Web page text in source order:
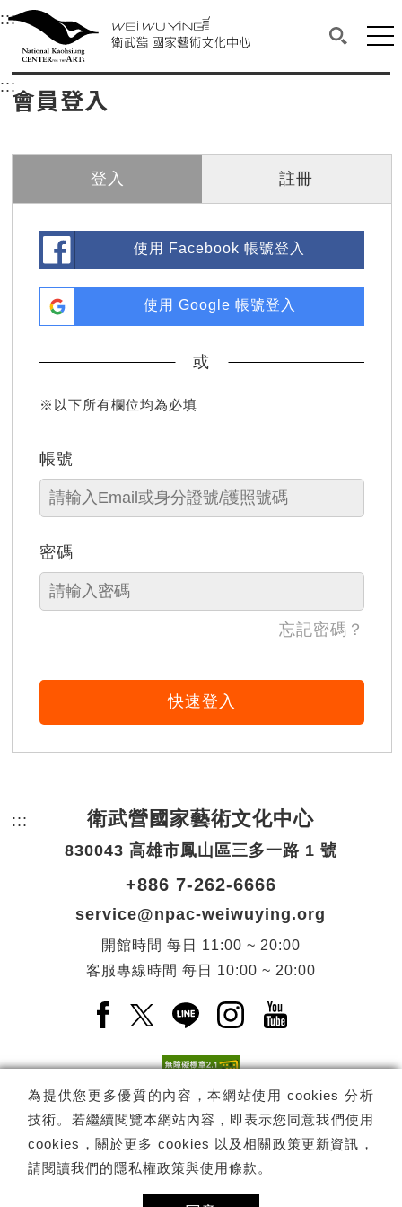
衛武營國家藝術文化中心
中央內容區塊，為本頁主要內容區。
:::選單連結區塊，此區塊列有本網站主要連結。
衛武營國家藝術文化中心
搜尋(開
網
::: 中央內容區塊，為本頁主要內容區。
會員登入
登入 註冊
使用 Facebook 帳號登入
使用 Google 帳號登入
或
※以下所有欄位均為必填
帳號
密碼
忘記密碼？
快速登入
為提供您更多優質的內容，本網站使用 cookies 分析
技術。若繼續閱覽本網站內容，即表示您同意我們使用
cookies，關於更多 cookies 以及相關政策更新資訊，
請閱讀我們的隱私權政策與使用條款 。
::: 頁尾網站資訊。
衛武營國家藝術文化中心
830043 高雄市鳳山區三多一路 1 號
+886 7-262-6666
service@npac-weiwuying.org
開館時間 每日
11:00 ~ 20:00
客服專線時間 每日 10:00 ~ 20:00
Facebook(另開新視窗)
X(另開新視窗)
LINE(另開新視窗)
Instagram(另開新視
YouTube(另開
電子報訂閱 訂閱
Copyright © 國家表演藝術中心 -衛武營國家藝術文化中心